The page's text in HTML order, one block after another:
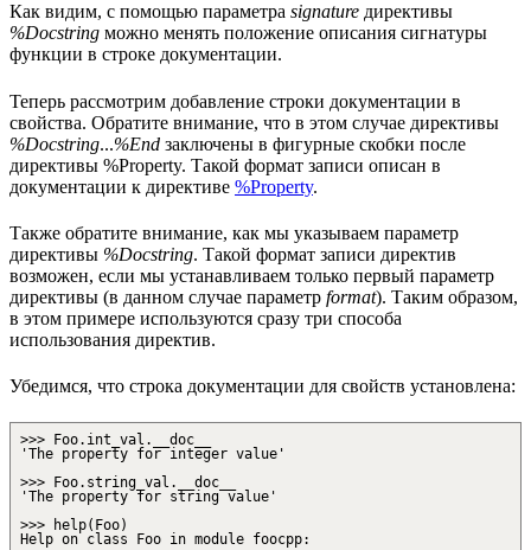
Как видим, с помощью параметра signature директивы
%Docstring можно менять положение описания сигнатуры
функции в строке документации.
Теперь рассмотрим добавление строки документации в
свойства. Обратите внимание, что в этом случае директивы
%Docstring...%End заключены в фигурные скобки после
директивы %Property. Такой формат записи описан в
документации к директиве %Property.
Также обратите внимание, как мы указываем параметр
директивы %Docstring. Такой формат записи директив
возможен, если мы устанавливаем только первый параметр
директивы (в данном случае параметр format). Таким образом,
в этом примере используются сразу три способа
использования директив.
Убедимся, что строка документации для свойств установлена:
>>> Foo.int_val.__doc__
'The property for integer value'
>>> Foo.string_val.__doc__
'The property for string value'
>>> help(Foo)
Help on class Foo in module foocpp: